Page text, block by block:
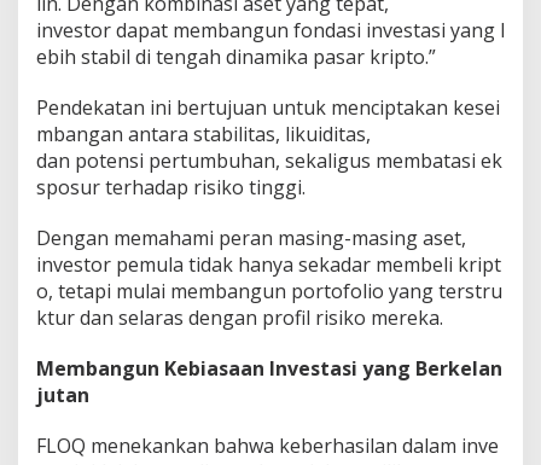
investor dapat membangun fondasi investasi yang l
ebih stabil di tengah dinamika pasar kripto.”
Pendekatan ini bertujuan untuk menciptakan kesei
mbangan antara stabilitas, likuiditas,
dan potensi pertumbuhan, sekaligus membatasi ek
sposur terhadap risiko tinggi.
Dengan memahami peran masing-masing aset,
investor pemula tidak hanya sekadar membeli kript
o, tetapi mulai membangun portofolio yang terstru
ktur dan selaras dengan profil risiko mereka.
Membangun Kebiasaan Investasi yang Berkelan
jutan
FLOQ menekankan bahwa keberhasilan dalam inve